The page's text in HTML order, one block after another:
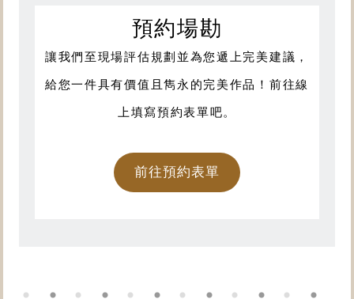
預約場勘
讓我們至現場評估規劃並為您遞上完美建議，
給您一件具有價值且雋永的完美作品！前往線
上填寫預約表單吧。
前往預約表單